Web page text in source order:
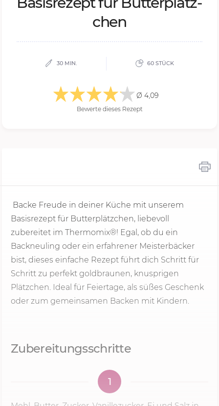
chen
30 MIN. 60 STÜCK
Ø 4,09
Bewerte dieses Rezept
Backe Freude in deiner Küche mit unserem
Basisrezept für Butterplätzchen, liebevoll
zubereitet im Thermomix®! Egal, ob du ein
Backneuling oder ein erfahrener Meisterbäcker
bist, dieses einfache Rezept führt dich Schritt für
Schritt zu perfekt goldbraunen, knusprigen
Plätzchen. Ideal für Feiertage, als süßes Geschenk
oder zum gemeinsamen Backen mit Kindern.
Zubereitungsschritte
1